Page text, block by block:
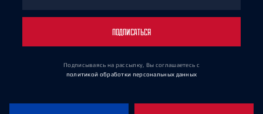
ПОДПИСАТЬСЯ
Подписываясь на рассылку, Вы соглашаетесь с
политикой обработки персональных данных